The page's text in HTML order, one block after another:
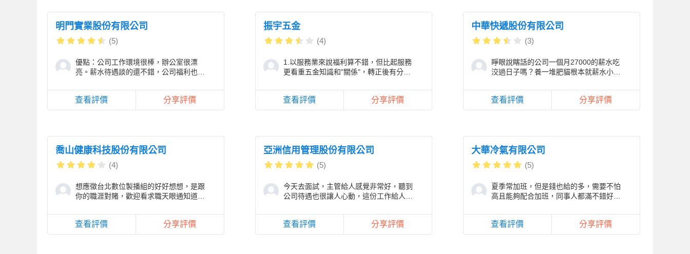
明門實業股份有限公司
(5)
優點：公司工作環境很棒，辦公室很漂
亮。薪水待遇談的還不錯，公司福利也滿
大。 面試流程：
查看評價 分享評價
振宇五金
(4)
1.以服務業來說福利算不錯，但比起服務
更看重五金知識和"關係"，轉正後有分等
一
查看評價 分享評價
中華快遞股份有限公司
(3)
睜眼說瞎話的公司一個月27000的薪水吃
洨過日子嗎？養一堆肥貓根本就薪水小
問題，奉勸各位
查看評價 分享評價
喬山健康科技股份有限公司
(4)
想應徵台北數位製播組的好好想想，是跟
你的職涯對賭，歡迎看求職天眼通知道詳
查看評價 分享評價
亞洲信用管理股份有限公司
(5)
今天去面試，主管給人感覺非常好，聽到
公司待遇也很讓人心動，這份工作給人很
查看評價 分享評價
大華冷氣有限公司
(5)
夏季常加班，但是錢也給的多，需要不怕
高且能夠配合加班，同事人都滿不錯好相
查看評價 分享評價